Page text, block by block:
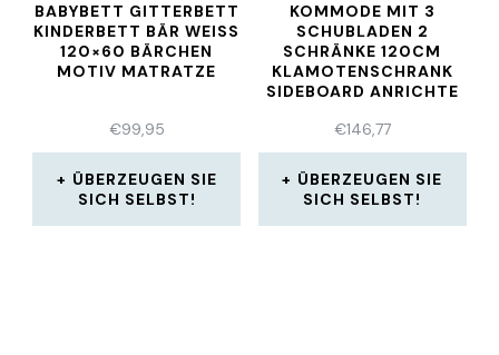
BABYBETT GITTERBETT
KINDERBETT BÄR WEISS 1
20×60 BÄRCHEN M
OTIV MATRATZE
€99,95
ÜBERZEUGEN SIE
SICH SELBST!
KOMMODE MIT 3
SCHUBLADEN 2
SCHRÄNKE 120CM
KLAMOTENSCHRANK
SIDEBOARD ANRICHTE
€146,77
ÜBERZEUGEN SIE
SICH SELBST!